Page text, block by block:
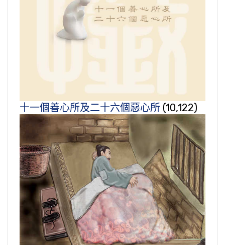
十一個善心所及二十六個惡心所 (10,122)